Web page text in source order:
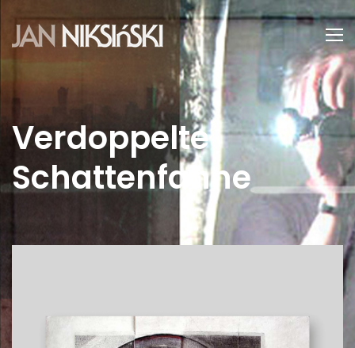
Verdoppelte
Schattenfahne